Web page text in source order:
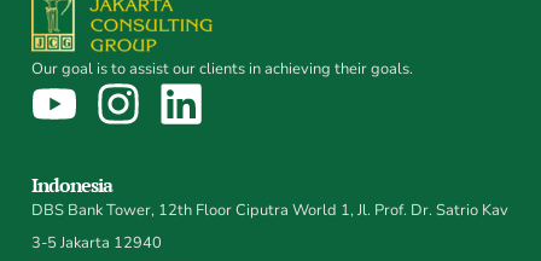
Our goal is to assist our clients in achieving their goals.
Indonesia
DBS Bank Tower, 12th Floor Ciputra World 1, Jl. Prof. Dr. Satrio Kav
3-5 Jakarta 12940